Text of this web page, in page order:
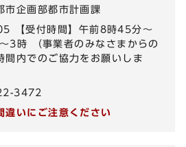
市企画部都市計画課
【受付時間】午前8時45分～
3時 （事業者のみなさまからの
間内でのご協力をお願いしま
3472
違いにご注意ください